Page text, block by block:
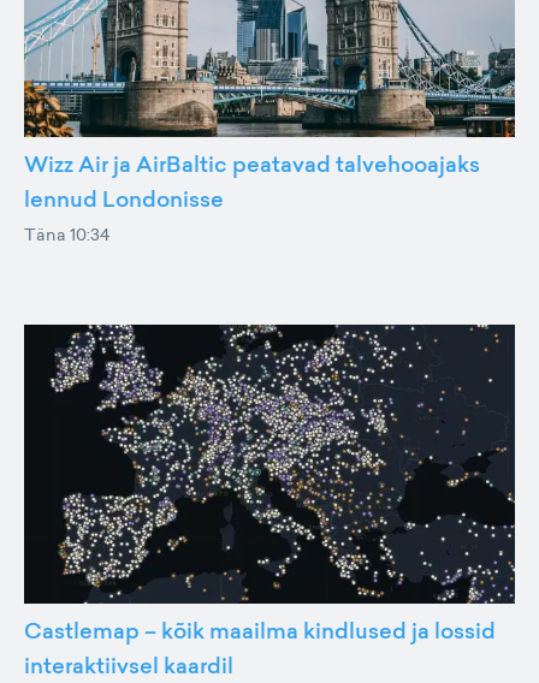
Wizz Air ja AirBaltic peatavad talvehooajaks
lennud Londonisse
Täna 10:34
Castlemap – kõik maailma kindlused ja lossid
interaktiivsel kaardil